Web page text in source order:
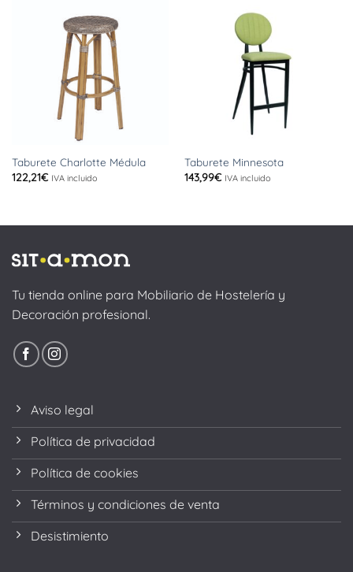
Taburete Charlotte Médula
122,21€ IVA incluido
Taburete Minnesota
143,99€ IVA incluido
Tu tienda online para Mobiliario de Hostelería y
Decoración profesional.
Aviso legal
Política de privacidad
Política de cookies
Términos y condiciones de venta
Desistimiento